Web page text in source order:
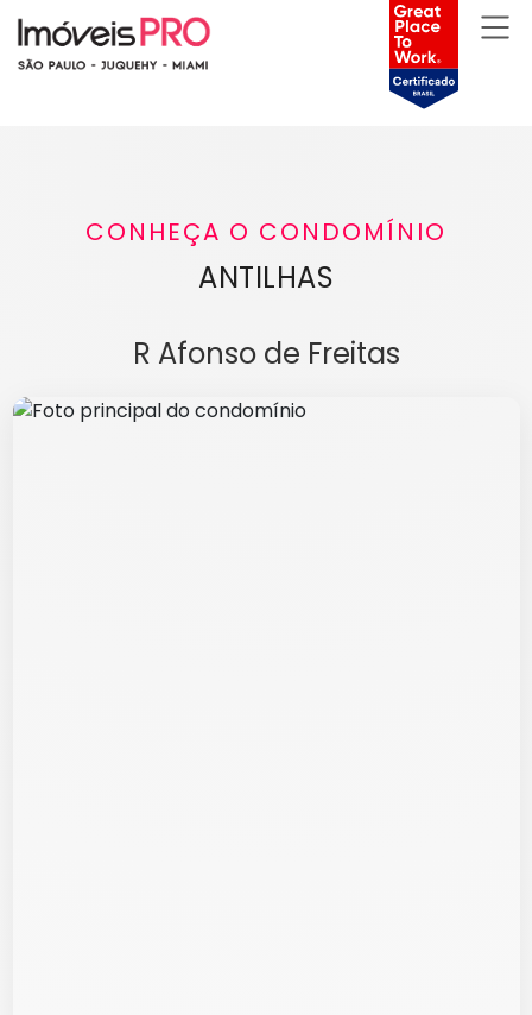
CONHEÇA O CONDOMÍNIO
ANTILHAS
R Afonso de Freitas